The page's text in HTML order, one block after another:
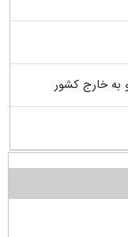
به خارج کشور